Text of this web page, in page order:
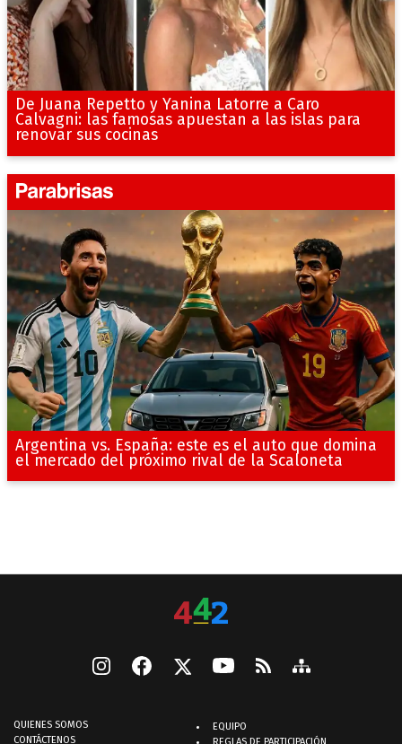
De Juana Repetto y Yanina Latorre a Caro
Calvagni: las famosas apuestan a las islas para
renovar sus cocinas
Argentina vs. España: este es el auto que domina
el mercado del próximo rival de la Scaloneta
QUIENES SOMOS
CONTÁCTENOS
EQUIPO
REGLAS DE PARTICIPACIÓN